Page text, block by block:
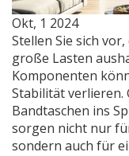
Okt, 1 2024
Stellen Sie sich
große Lasten
Komponenten
Stabilität verlieren.
Bandtaschen ins
sorgen nicht nur
sondern auch für